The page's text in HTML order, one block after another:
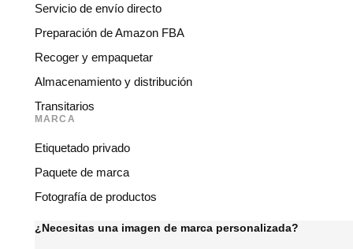
Servicio de envío directo
Preparación de Amazon FBA
Recoger y empaquetar
Almacenamiento y distribución
Transitarios
MARCA
Etiquetado privado
Paquete de marca
Fotografía de productos
¿Necesitas una imagen de marca personalizada?